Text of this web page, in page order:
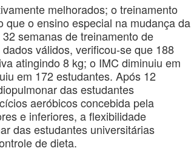
melhorados; o treinamento
o ensino especial na mudança da
semanas de treinamento de
válidos, verificou-se que 188
atingindo 8 kg; o IMC diminuiu em
em 172 estudantes. Após 12
das estudantes
aeróbicos concebida pela
e inferiores, a flexibilidade
das estudantes universitárias
de dieta.